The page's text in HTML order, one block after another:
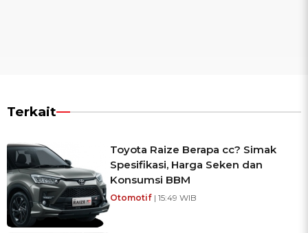
Terkait
Toyota Raize Berapa cc? Simak
Spesifikasi, Harga Seken dan
Konsumsi BBM
Otomotif | 15:49 WIB